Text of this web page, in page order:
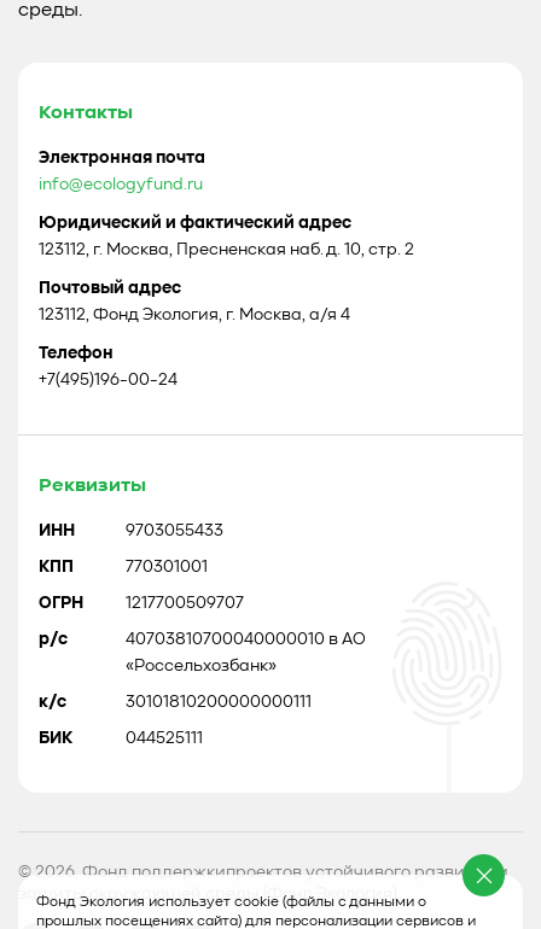
Фонд Экология использует cookie (файлы с данными о
прошлых посещениях сайта) для персонализации сервисов и
среды.
Контакты
Электронная почта
info@ecologyfund.ru
Юридический и фактический адрес
123112, г. Москва, Пресненская наб. д. 10, стр. 2
Почтовый адрес
123112, Фонд Экология, г. Москва, а/я 4
Телефон
+7(495)196-00-24
Реквизиты
ИНН 9703055433
КПП 770301001
ОГРН 1217700509707
р/с
40703810700040000010 в АО
«Россельхозбанк»
к/с 30101810200000000111
БИК 044525111
© 2026, Фонд поддержкипроектов устойчивого развития и
защиты окружающей среды (Фонд Экология)